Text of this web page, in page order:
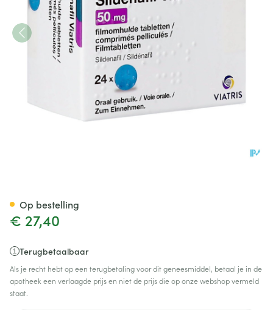
€ 27,40
Terugbetaalbaar
Als je recht hebt op een terugbetaling voor dit geneesmiddel, betaal je in de
apotheek een verlaagde prijs en niet de prijs die op onze webshop vermeld
staat.
Op bestelling